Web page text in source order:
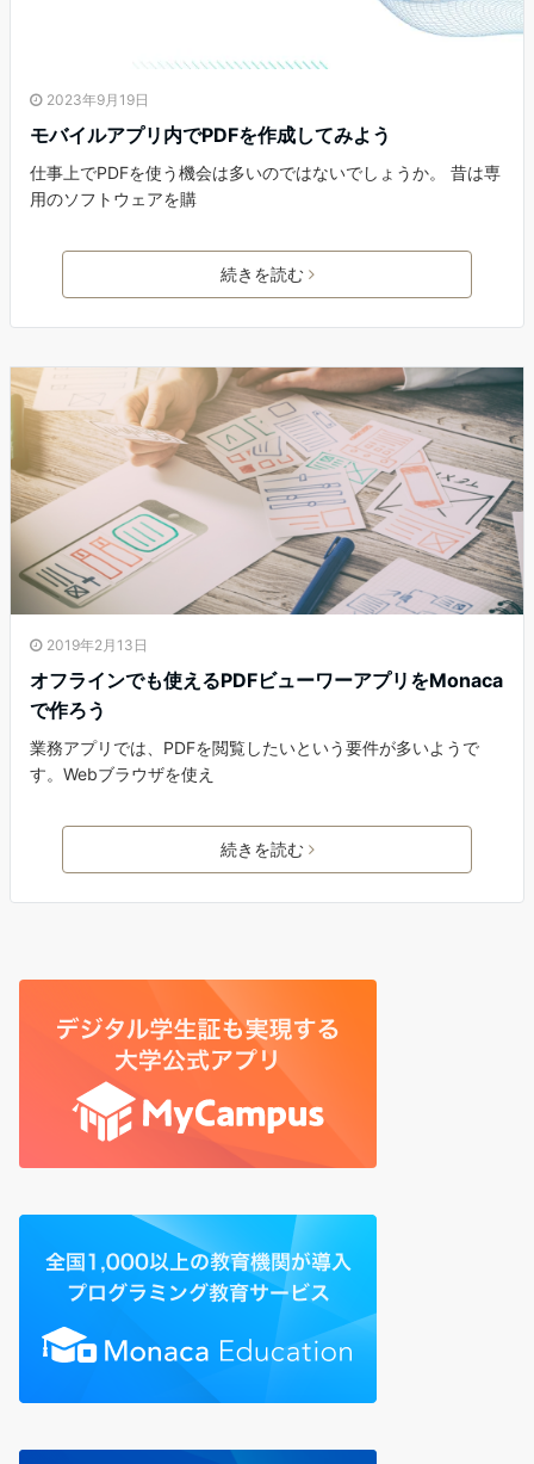
2023年9月19日
モバイルアプリ内でPDFを作成してみよう
仕事上でPDFを使う機会は多いのではないでしょうか。 昔は専
用のソフトウェアを購
続きを読む
2019年2月13日
オフラインでも使えるPDFビューワーアプリをMonaca
で作ろう
業務アプリでは、PDFを閲覧したいという要件が多いようで
す。Webブラウザを使え
続きを読む